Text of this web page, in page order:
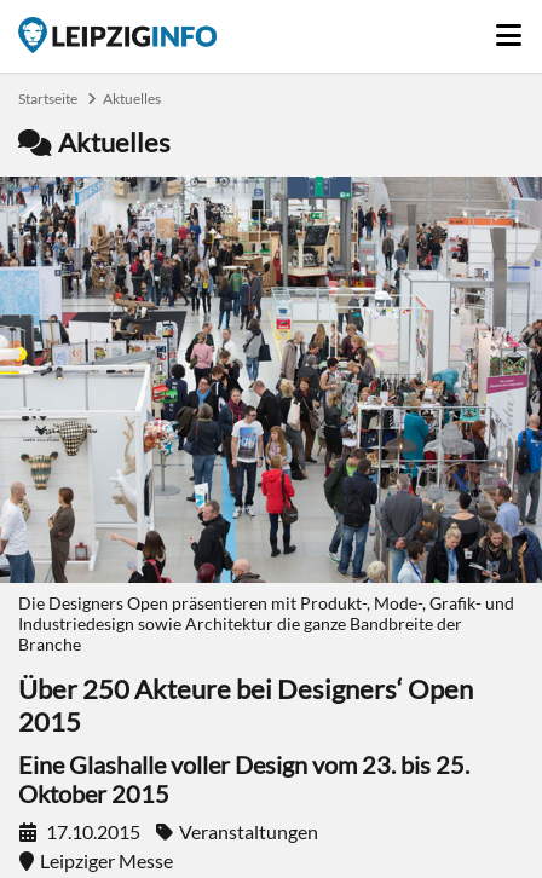
Startseite Aktuelles
Aktuelles
Die Designers Open präsentieren mit Produkt-, Mode-, Grafik- und
Industriedesign sowie Architektur die ganze Bandbreite der
Branche
Über 250 Akteure bei Designers‘ Open
2015
Eine Glashalle voller Design vom 23. bis 25.
Oktober 2015
17.10.2015
Veranstaltungen
Leipziger Messe